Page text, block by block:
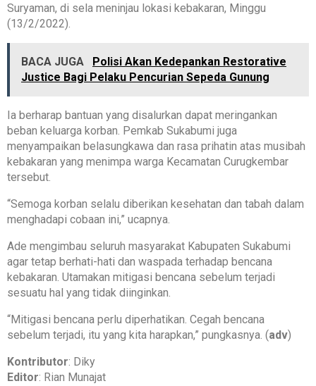
Suryaman, di sela meninjau lokasi kebakaran, Minggu
(13/2/2022).
BACA JUGA
Polisi Akan Kedepankan Restorative
Justice Bagi Pelaku Pencurian Sepeda Gunung
Ia berharap bantuan yang disalurkan dapat meringankan
beban keluarga korban. Pemkab Sukabumi juga
menyampaikan belasungkawa dan rasa prihatin atas musibah
kebakaran yang menimpa warga Kecamatan Curugkembar
tersebut.
“Semoga korban selalu diberikan kesehatan dan tabah dalam
menghadapi cobaan ini,” ucapnya.
Ade mengimbau seluruh masyarakat Kabupaten Sukabumi
agar tetap berhati-hati dan waspada terhadap bencana
kebakaran. Utamakan mitigasi bencana sebelum terjadi
sesuatu hal yang tidak diinginkan.
“Mitigasi bencana perlu diperhatikan. Cegah bencana
sebelum terjadi, itu yang kita harapkan,” pungkasnya. (adv)
Kontributor: Diky
Editor: Rian Munajat